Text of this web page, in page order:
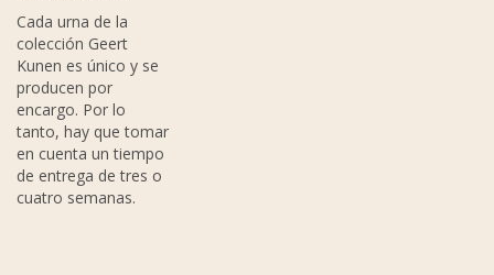
Cada urna de la
colección Geert
Kunen es único y se
producen por
encargo. Por lo
tanto, hay que tomar
en cuenta un tiempo
de entrega de tres o
cuatro semanas.